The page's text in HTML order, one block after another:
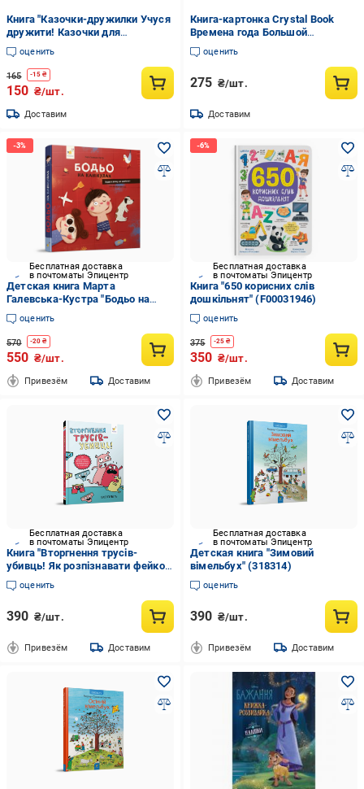
Книга "Казочки-дружилки Учуся
дружити! Казочки для
найменших" (F00032101)
оценить
165 -15 ₴
150 ₴/шт.
Доставим
Книга-картонка Crystal Book
Времена года Большой
Виммельбух (9786175471180)
оценить
275 ₴/шт.
Доставим
Бесплатная доставка
в почтоматы Эпицентр
Детская книга Марта
Галевська-Кустра "Бодьо на
канікулах" (318116)
оценить
570 -20 ₴
550 ₴/шт.
Привезём Доставим
Бесплатная доставка
в почтоматы Эпицентр
Книга "650 корисних слів
дошкільнят" (F00031946)
оценить
375 -25 ₴
350 ₴/шт.
Привезём Доставим
Бесплатная доставка
в почтоматы Эпицентр
Книга "Вторгнення трусів-
убивць! Як розпізнавати фейкові
новини, дезінформацію та теорії
змов" (318796)
оценить
390 ₴/шт.
Привезём Доставим
Бесплатная доставка
в почтоматы Эпицентр
Детская книга "Зимовий
вімельбух" (318314)
оценить
390 ₴/шт.
Привезём Доставим